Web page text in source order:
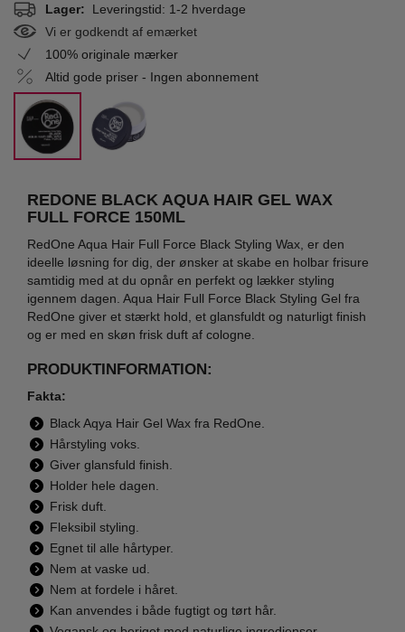
Lager: Leveringstid: 1-2 hverdage
Vi er godkendt af emærket
100% originale mærker
Altid gode priser - Ingen abonnement
REDONE BLACK AQUA HAIR GEL WAX
FULL FORCE 150ML
RedOne Aqua Hair Full Force Black Styling Wax, er den
ideelle løsning for dig, der ønsker at skabe en holbar frisure
samtidig med at du opnår en perfekt og lækker styling
igennem dagen. Aqua Hair Full Force Black Styling Gel fra
RedOne giver et stærkt hold, et glansfuldt og naturligt finish
og er med en skøn frisk duft af cologne.
PRODUKTINFORMATION:
Fakta:
Black Aqya Hair Gel Wax fra RedOne.
Hårstyling voks.
Giver glansfuld finish.
Holder hele dagen.
Frisk duft.
Fleksibil styling.
Egnet til alle hårtyper.
Nem at vaske ud.
Nem at fordele i håret.
Kan anvendes i både fugtigt og tørt hår.